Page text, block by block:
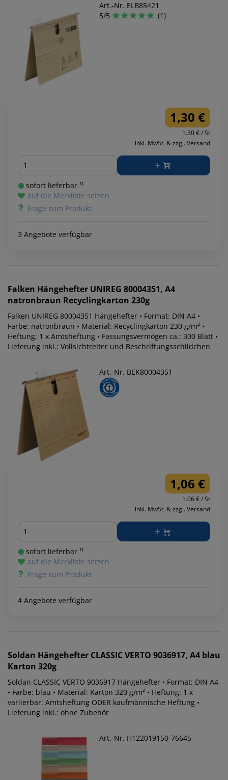
Art.-Nr. ELB85421
5/5
(1)
1,30 €
1.30 € / St
inkl. MwSt. & zzgl. Versand
Menge
sofort lieferbar ¹⁾
auf die Merkliste setzen
Frage zum Produkt
3 Angebote verfügbar
Falken Hängehefter UNIREG 80004351, A4
natronbraun Recyclingkarton 230g
Falken UNIREG 80004351 Hängehefter • Format: DIN A4 •
Farbe: natronbraun • Material: Recyclingkarton 230 g/m² •
Heftung: 1 x Amtsheftung • Fassungsvermögen ca.: 300 Blatt •
Lieferung inkl.: Vollsichtreiter und Beschriftungsschildchen
Art.-Nr. BEK80004351
1,06 €
1.06 € / St
inkl. MwSt. & zzgl. Versand
Menge
sofort lieferbar ¹⁾
auf die Merkliste setzen
Frage zum Produkt
4 Angebote verfügbar
Soldan Hängehefter CLASSIC VERTO 9036917, A4 blau
Karton 320g
Soldan CLASSIC VERTO 9036917 Hängehefter • Format: DIN A4
• Farbe: blau • Material: Karton 320 g/m² • Heftung: 1 x
variierbar: Amtsheftung ODER kaufmännische Heftung •
Lieferung inkl.: ohne Zubehör
Art.-Nr. H122019150-76645